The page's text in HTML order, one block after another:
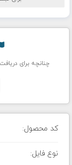
چنانچه برای
کد محصول:
نوع فایل: